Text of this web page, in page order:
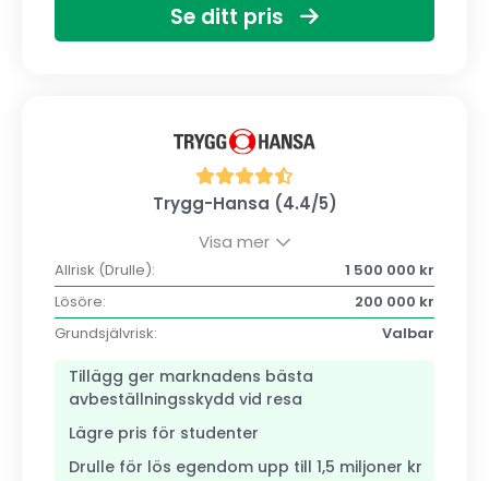
Se ditt pris
Trygg-Hansa (4.4/5)
Visa mer
Allrisk (Drulle):
1 500 000 kr
Lösöre:
200 000 kr
Grundsjälvrisk:
Valbar
Tillägg ger marknadens bästa
avbeställningsskydd vid resa
Lägre pris för studenter
Drulle för lös egendom upp till 1,5 miljoner kr